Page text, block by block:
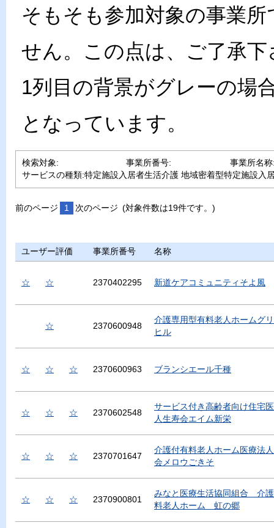
そもそも参加対象の事業
せん。この点は、ご了承下
1列目の背景がグレーの場
となっています。
検索対象: 事業所番号:
事業所名
サービスの種類:特定施設入居者生活介護 地域密着型特定施設入
前のページ 1 次のページ (対象件数は19件です。)
ユーザー評価 事業所番号 名称
☆ ☆ 2370402295 新道ケアコミュニティそよ風
☆ 2370600948
介護専用型有料老人ホームグ
ヒル
☆ ☆ ☆ 2370600963 ブランシエール千種
☆ ☆ ☆ 2370602548
サービス付き高齢者向け住宅
人生寿会エイム新栄
☆ ☆ ☆ 2370701647
介護付有料老人ホーム医療法
会メロウごきそ
☆ ☆ ☆ 2370900801
みなと医療生活協同組合 介
料老人ホーム 虹の郷